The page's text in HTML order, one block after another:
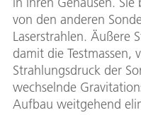
von den anderen
Laserstrahlen. Äußere
damit die Testmassen,
Strahlungsdruck der
wechselnde
Aufbau weitgehend